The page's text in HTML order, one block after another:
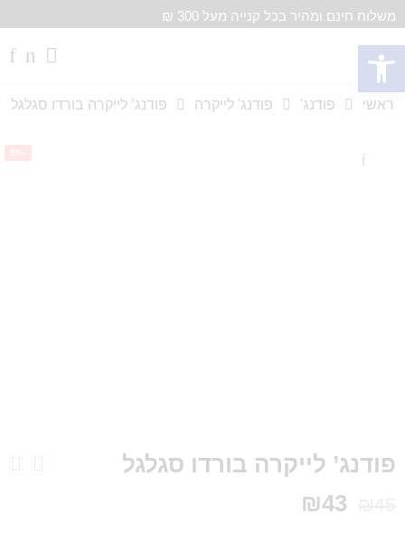
פתח סרגל נגישות
משלוח חינם ומהיר בכל קנייה מעל 300 ₪
ראשי פודנג' פודנג' לייקרה פודנג’ לייקרה בורדו סגלגל
-5%
פודנג’ לייקרה בורדו סגלגל
₪43